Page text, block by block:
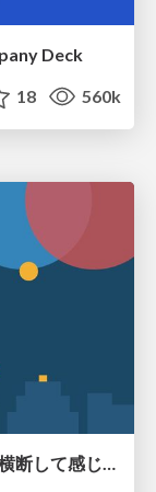
Deck
18 560k